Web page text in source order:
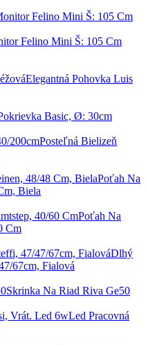
Felino Mini Š: 105 Cm
Elegantná Pohovka Luis
Basic, Ø: 30cm
Posteľná Bielizeň
Poťah Na
Biela
Poťah Na
Cm
Dlhý
67cm, Fialová
Skrinka Na Riad Riva Ge50
Led Pracovná